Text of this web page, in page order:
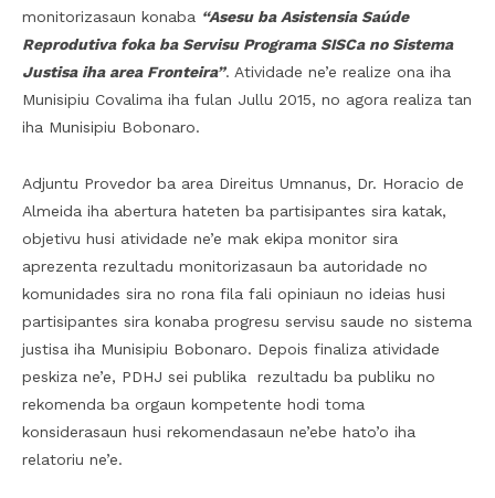
monitorizasaun konaba “Asesu ba Asistensia Saúde
Reprodutiva foka ba Servisu Programa SISCa no Sistema
Justisa iha area Fronteira”. Atividade ne’e realize ona iha
Munisipiu Covalima iha fulan Jullu 2015, no agora realiza tan
iha Munisipiu Bobonaro.
Adjuntu Provedor ba area Direitus Umnanus, Dr. Horacio de
Almeida iha abertura hateten ba partisipantes sira katak,
objetivu husi atividade ne’e mak ekipa monitor sira
aprezenta rezultadu monitorizasaun ba autoridade no
komunidades sira no rona fila fali opiniaun no ideias husi
partisipantes sira konaba progresu servisu saude no sistema
justisa iha Munisipiu Bobonaro. Depois finaliza atividade
peskiza ne’e, PDHJ sei publika rezultadu ba publiku no
rekomenda ba orgaun kompetente hodi toma
konsiderasaun husi rekomendasaun ne’ebe hato’o iha
relatoriu ne’e.